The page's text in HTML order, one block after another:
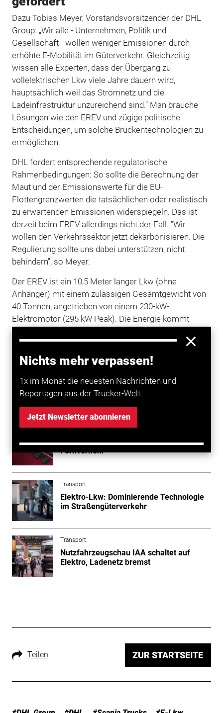
Nichts mehr verpassen!
1x im Monat die neuesten Nachrichten und
Reportagen aus der Trucker-Welt.
Jetzt Newsletter abonnieren
Dazu Tobias Meyer, Vorstandsvorsitzender der DHL
Group: „Wir alle - Unternehmen, Politik und
Gesellschaft - wollen weniger Emissionen durch
erhöhte E-Mobilität im Güterverkehr. Gleichzeitig
wissen alle Experten, dass der Übergang zu
vollelektrischen Lkw viele Jahre dauern wird,
hauptsächlich weil das Stromnetz und die
Ladeinfrastruktur unzureichend sind.“ Man brauche
Lösungen wie den EREV und zügige politische
Entscheidungen, um solche Brückentechnologien zu
ermöglichen.
DHL fordert entsprechende regulatorische
Rahmenbedingungen: So sollte die Berechnung der
Maut und der Emissionswerte für die EU-
Flottengrenzwerten die tatsächlichen oder realistisch
zu erwartenden Emissionen widerspiegeln. Das ist
derzeit beim EREV allerdings nicht der Fall. "Wir
wollen den Verkehrssektor jetzt dekarbonisieren. Die
Regulierung sollte uns dabei unterstützen, nicht
behindern", so Meyer.
Der EREV ist ein 10,5 Meter langer Lkw (ohne
Anhänger) mit einem zulässigen Gesamtgewicht von
40 Tonnen, angetrieben von einem 230-kW-
Elektromotor (295 kW Peak). Die Energie kommt
einem kraftstoffbetriebenen 120-kW-Generator. Die
nächste Version wird voraussichtlich eine größere
Batterie mit 520-kWh erhalten.
Transport
Range-Extender-Trucks für den
Fernverkehr
Transport
Elektro-Lkw: Dominierende Technologie
im Straßengüterverkehr
Transport
Nutzfahrzeugschau IAA schaltet auf
Elektro, Ladenetz bremst
Teilen ZUR STARTSEITE